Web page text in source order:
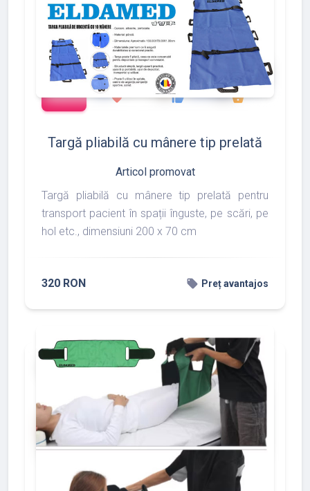
add_shopping_cart 288
favorite thumb_up
783
shopping_basket
Targă pliabilă cu mânere tip prelată
Articol promovat
Targă pliabilă cu mânere tip prelată pentru
transport pacient în spații înguste, pe scări, pe
hol etc., dimensiuni 200 x 70 cm
320 RON local_offer Preț avantajos